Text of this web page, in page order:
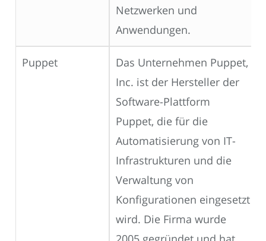
Netzwerken und
Anwendungen.
Puppet
Das Unternehmen Puppet,
Inc. ist der Hersteller der
Software-Plattform
Puppet, die für die
Automatisierung von IT-
Infrastrukturen und die
Verwaltung von
Konfigurationen eingesetzt
wird. Die Firma wurde